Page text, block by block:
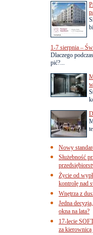
1-7 sierpnia –
Dlaczego
pić?...
Nowy
Służebność
Życie od
kontrolę nad
Wnętrza z
Jedna
okna na lata?
17-lecie
za